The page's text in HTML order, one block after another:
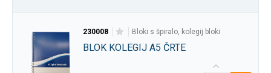
230008 bloki s špiralo, kolegij bloki
BLOK KOLEGIJ A5 ČRTE